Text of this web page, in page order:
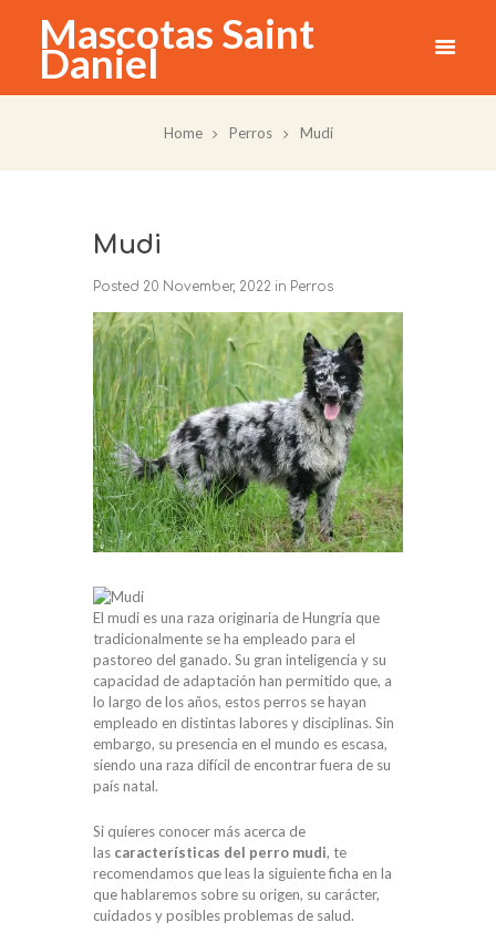
Mascotas Saint
Daniel
Home Perros Mudi
Mudi
Posted 20 November, 2022 in Perros
El mudi es una raza originaria de Hungría que
tradicionalmente se ha empleado para el
pastoreo del ganado. Su gran inteligencia y su
capacidad de adaptación han permitido que, a
lo largo de los años, estos perros se hayan
empleado en distintas labores y disciplinas. Sin
embargo, su presencia en el mundo es escasa,
siendo una raza difícil de encontrar fuera de su
país natal.
Si quieres conocer más acerca de
las características del perro mudi, te
recomendamos que leas la siguiente ficha en la
que hablaremos sobre su origen, su carácter,
cuidados y posibles problemas de salud.